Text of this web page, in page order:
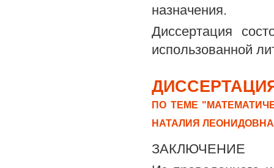
назначения.
Диссертация
использованной
ПО ТЕМЕ
НАТАЛИЯ ЛЕОНИДОВНА
ЗАКЛЮЧЕНИЕ